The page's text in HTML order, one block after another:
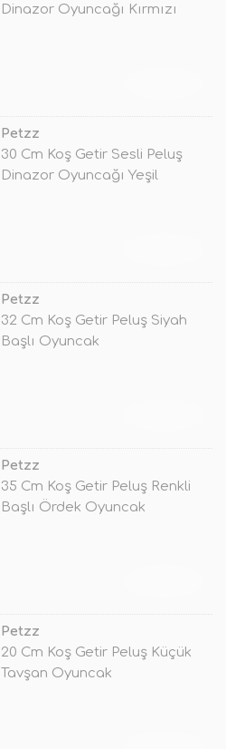
Dinazor Oyuncağı Kırmızı
Petzz
30 Cm Koş Getir Sesli Peluş
Dinazor Oyuncağı Yeşil
Petzz
32 Cm Koş Getir Peluş Siyah
Başlı Oyuncak
Petzz
35 Cm Koş Getir Peluş Renkli
Başlı Ördek Oyuncak
Petzz
20 Cm Koş Getir Peluş Küçük
Tavşan Oyuncak